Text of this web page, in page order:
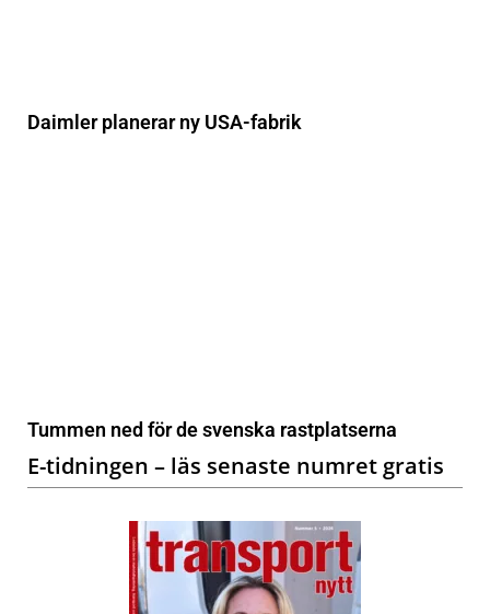
Daimler planerar ny USA-fabrik
Tummen ned för de svenska rastplatserna
E-tidningen – läs senaste numret gratis